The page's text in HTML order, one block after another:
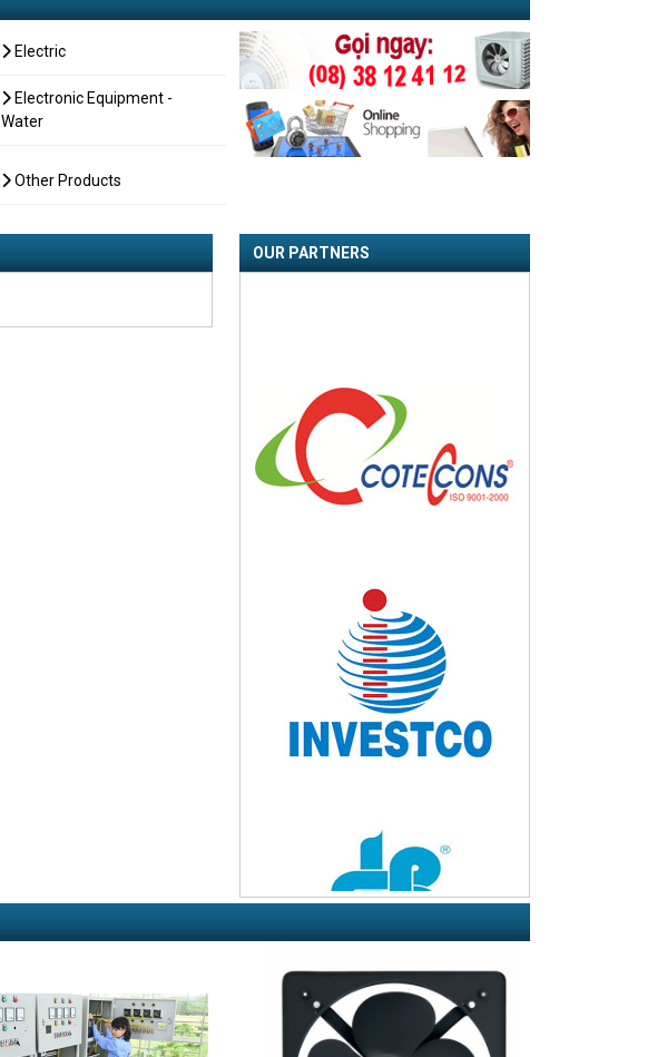
Electric
Electronic Equipment -
Water
Other Products
OUR PARTNERS